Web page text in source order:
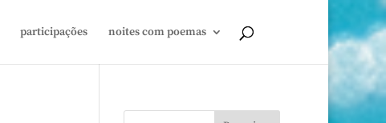
participações noites com poemas